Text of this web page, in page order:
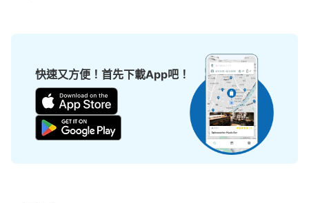
查看此投幣式儲物櫃的位置
快速又方便！首先下載App吧！